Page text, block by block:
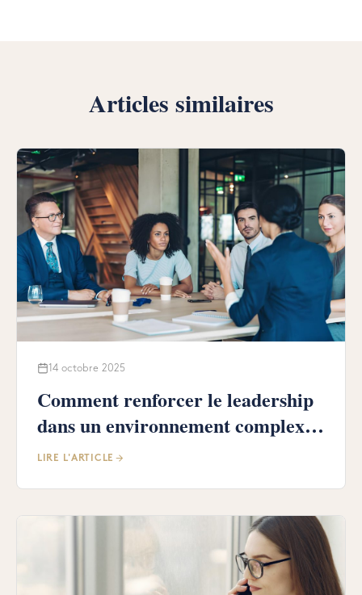
Articles similaires
14 octobre 2025
Comment renforcer le leadership
dans un environnement complexe
?
LIRE L'ARTICLE